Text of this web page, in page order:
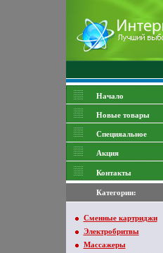
Начало
Новые товары
Специяальное
Акция
Контакты
Категории:
Сменные картриджи
Электробритвы
Массажеры